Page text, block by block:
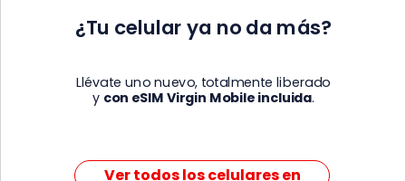
¿Tu celular ya no da más?
Llévate uno nuevo, totalmente liberado
y con eSIM Virgin Mobile incluida.
Ver todos los celulares en